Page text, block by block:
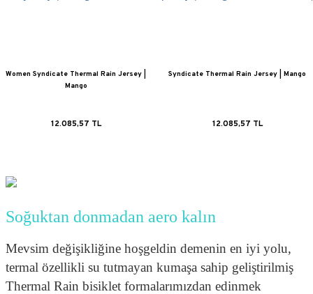
Women Syndicate Thermal Rain Jersey |
Mango
12.085,57 TL
Syndicate Thermal Rain Jersey | Mango
12.085,57 TL
Soğuktan donmadan aero kalın
Mevsim değişikliğine hoşgeldin demenin en iyi yolu,
termal özellikli su tutmayan kumaşa sahip geliştirilmiş
Thermal Rain bisiklet formalarımızdan edinmek